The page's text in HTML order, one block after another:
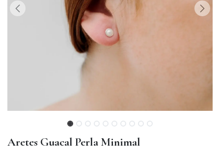
Aretes Guacal Perla Minimal